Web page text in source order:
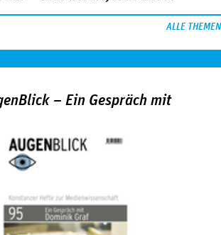
ALLE THEMEN
– Ein Gespräch mit